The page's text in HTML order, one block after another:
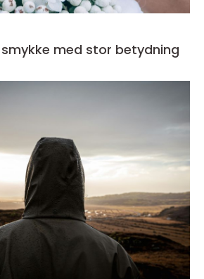
et lite smykke med stor betydning